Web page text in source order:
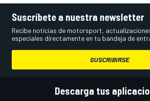
Suscríbete a nuestra newsletter
Recibe noticias de motorsport,
especiales directamente en tu bandeja de
SUSCRIBIRSE
Descarga tus